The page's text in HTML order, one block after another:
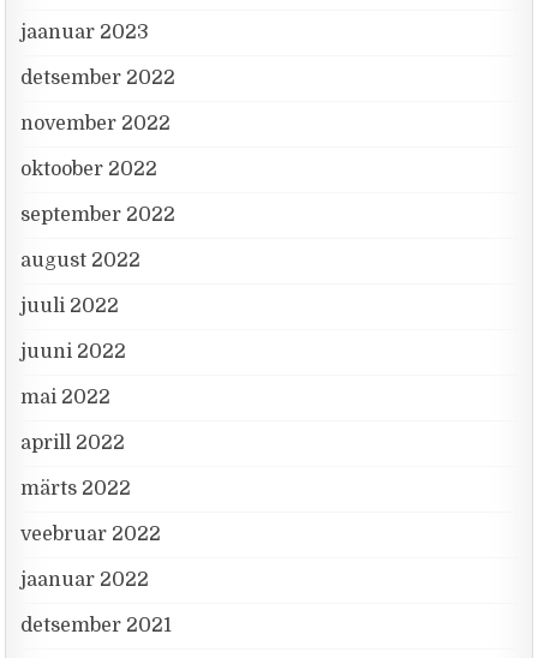
jaanuar 2023
detsember 2022
november 2022
oktoober 2022
september 2022
august 2022
juuli 2022
juuni 2022
mai 2022
aprill 2022
märts 2022
veebruar 2022
jaanuar 2022
detsember 2021